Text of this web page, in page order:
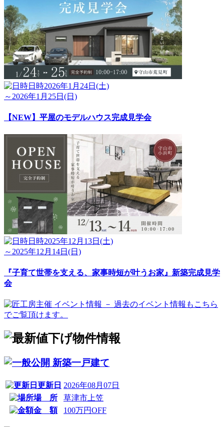
日時2026年1月24日(土)
～2026年1月25日(日)
【NEW】平屋のモデルハウス完成見学会
日時2025年12月13日(土)
～2025年12月14日(日)
『子育て世帯を支える、家事時短が叶うお家』新築完成見学
会
新築一戸建て
更新日 2026年08月07日
場 所
草津市上笠
金 額
100万円OFF